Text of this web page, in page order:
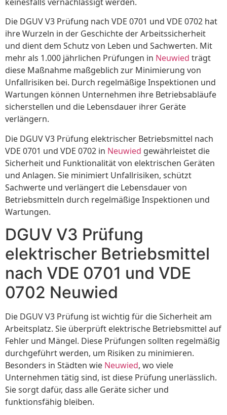
Die DGUV V3 Prüfung nach VDE 0701 und VDE 0702 hat
ihre Wurzeln in der Geschichte der Arbeitssicherheit
und dient dem Schutz von Leben und Sachwerten. Mit
mehr als 1.000 jährlichen Prüfungen in Neuwied trägt
diese Maßnahme maßgeblich zur Minimierung von
Unfallrisiken bei. Durch regelmäßige Inspektionen und
Wartungen können Unternehmen ihre Betriebsabläufe
sicherstellen und die Lebensdauer ihrer Geräte
verlängern.
Die DGUV V3 Prüfung elektrischer Betriebsmittel nach
VDE 0701 und VDE 0702 in Neuwied gewährleistet die
Sicherheit und Funktionalität von elektrischen Geräten
und Anlagen. Sie minimiert Unfallrisiken, schützt
Sachwerte und verlängert die Lebensdauer von
Betriebsmitteln durch regelmäßige Inspektionen und
Wartungen.
DGUV V3 Prüfung
elektrischer Betriebsmittel
nach VDE 0701 und VDE
0702 Neuwied
Die DGUV V3 Prüfung ist wichtig für die Sicherheit am
Arbeitsplatz. Sie überprüft elektrische Betriebsmittel auf
Fehler und Mängel. Diese Prüfungen sollten regelmäßig
durchgeführt werden, um Risiken zu minimieren.
Besonders in Städten wie Neuwied, wo viele
Unternehmen tätig sind, ist diese Prüfung unerlässlich.
Sie sorgt dafür, dass alle Geräte sicher und
funktionsfähig bleiben.